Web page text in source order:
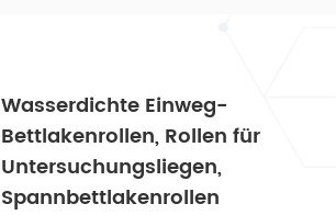
Wasserdichte Einweg-
Bettlakenrollen, Rollen für
Untersuchungsliegen,
Spannbettlakenrollen